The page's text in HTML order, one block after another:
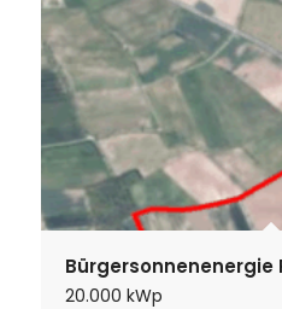
Bürgersonnenenergie
20.000 kWp